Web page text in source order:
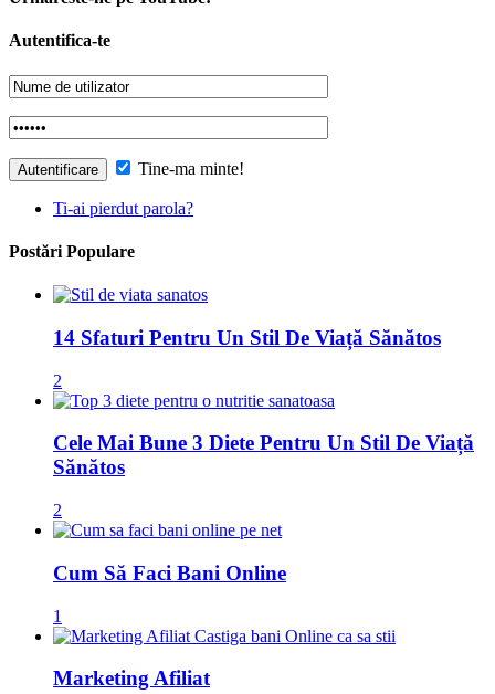
Autentifica-te
Tine-ma minte!
Ti-ai pierdut parola?
Postări Populare
14 Sfaturi Pentru Un Stil De Viață Sănătos
2
Cele Mai Bune 3 Diete Pentru Un Stil De Viață
Sănătos
2
Cum Să Faci Bani Online
1
Marketing Afiliat